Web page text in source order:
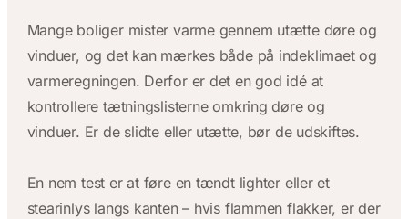
Mange boliger mister varme gennem utætte døre og
vinduer, og det kan mærkes både på indeklimaet og
varmeregningen. Derfor er det en god idé at
kontrollere tætningslisterne omkring døre og
vinduer. Er de slidte eller utætte, bør de udskiftes.
En nem test er at føre en tændt lighter eller et
stearinlys langs kanten – hvis flammen flakker, er der